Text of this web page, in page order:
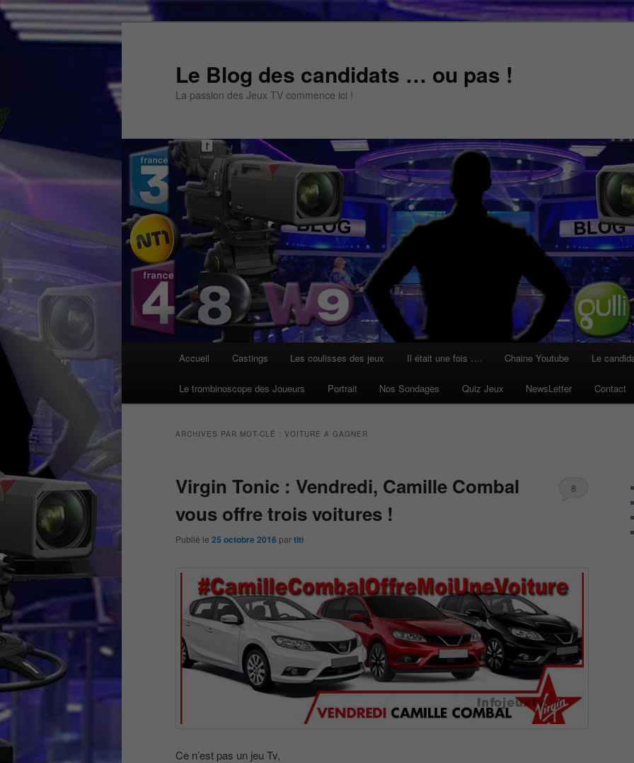
Aller
Aller
Le Blog des candidats … ou pas !
La passion des Jeux TV commence ici !
Accueil Castings Les coulisses des jeux Il était une fois …. Chaine Youtube Le
Le trombinoscope des Joueurs Portrait Nos Sondages Quiz Jeux NewsLetter Contact
ARCHIVES PAR MOT-CLÉ : VOITURE A GAGNER
Virgin Tonic : Vendredi, Camille Combal
vous offre trois voitures !
Publié le 25 octobre 2016 partiti
8
Ce n’est pas un jeu Tv,